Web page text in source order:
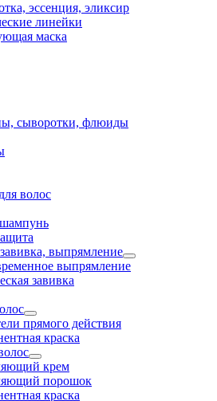
эссенция, эликсир
линейки
маска
сыворотки, флюиды
волос
выпрямление
выпрямление
завивка
прямого действия
краска
крем
порошок
краска